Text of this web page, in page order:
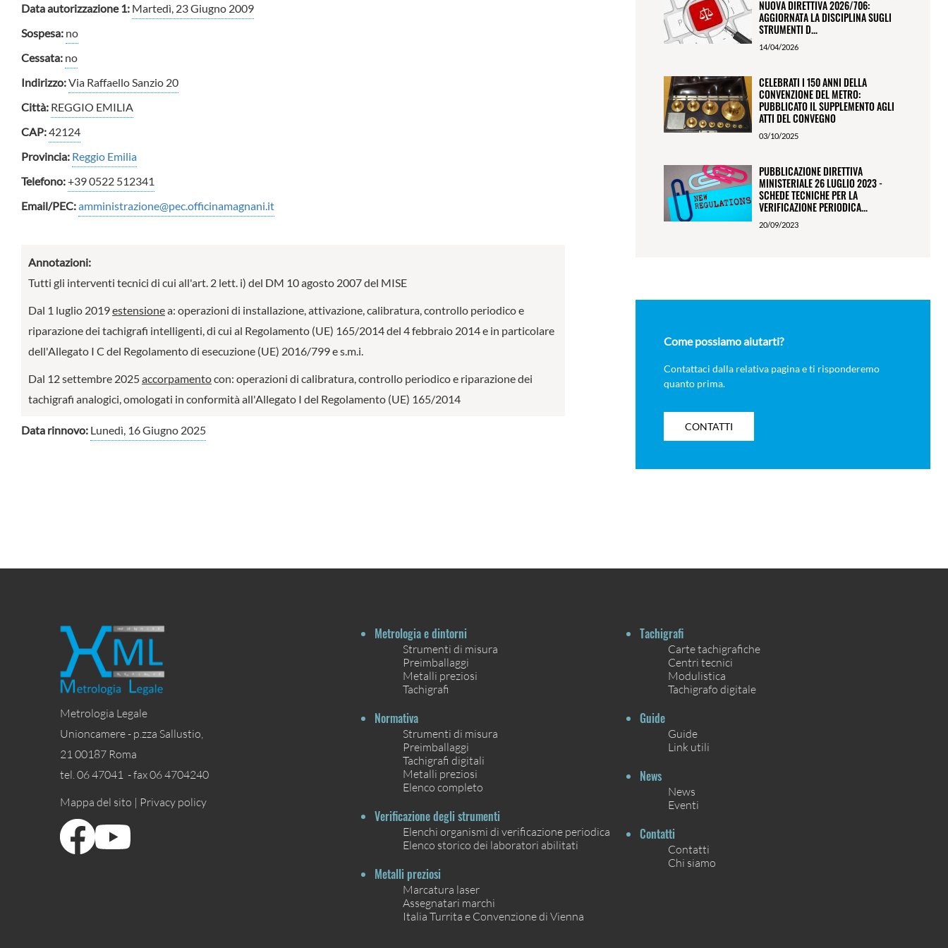
Data autorizzazione 1: Martedì, 23 Giugno 2009
Sospesa: no
Cessata: no
Indirizzo:Via Raffaello Sanzio 20
Città: REGGIO EMILIA
CAP:42124
Provincia: Reggio Emilia
Telefono:+39 0522 512341
Email/PEC:amministrazione@pec.officinamagnani.it
Annotazioni:
Tutti gli interventi tecnici di cui all'art. 2 lett. i) del DM 10 agosto 2007 del MISE
Dal 1 luglio 2019estensionea: operazioni di installazione, attivazione, calibratura, controllo periodico e
riparazione dei tachigrafi intelligenti, di cui al Regolamento (UE) 165/2014 del 4 febbraio 2014 e in particolare
dell'Allegato I C del Regolamento di esecuzione (UE) 2016/799 e s.m.i.
Dal 12 settembre 2025accorpamentocon: operazioni di calibratura, controllo periodico e riparazione dei
tachigrafi analogici, omologati in conformità all'Allegato I del Regolamento (UE) 165/2014
Data rinnovo: Lunedì, 16 Giugno 2025
NUOVA DIRETTIVA 2026/706:
AGGIORNATA LA DISCIPLINA SUGLI
STRUMENTI D...
14/04/2026
CELEBRATI I 150 ANNI DELLA
CONVENZIONE DEL METRO:
PUBBLICATO IL SUPPLEMENTO AGLI
ATTI DEL CONVEGNO
03/10/2025
PUBBLICAZIONE DIRETTIVA
MINISTERIALE 26 LUGLIO 2023 -
SCHEDE TECNICHE PER LA
VERIFICAZIONE PERIODICA...
20/09/2023
Come possiamo aiutarti?
Contattaci dalla relativa pagina e ti risponderemo
quanto prima.
CONTATTI
Metrologia Legale
Unioncamere - p.zza Sallustio,
21 00187 Roma
tel. 06 47041 - fax 06 4704240
Mappa del sito | Privacy policy
Metrologia e dintorni
Strumenti di misura
Preimballaggi
Metalli preziosi
Tachigrafi
Normativa
Strumenti di misura
Preimballaggi
Tachigrafi digitali
Metalli preziosi
Elenco completo
Verificazione degli strumenti
Elenchi organismi di verificazione periodica
Elenco storico dei laboratori abilitati
Metalli preziosi
Marcatura laser
Assegnatari marchi
Italia Turrita e Convenzione di Vienna
Tachigrafi
Carte tachigrafiche
Centri tecnici
Modulistica
Tachigrafo digitale
Guide
Guide
Link utili
News
News
Eventi
Contatti
Contatti
Chi siamo